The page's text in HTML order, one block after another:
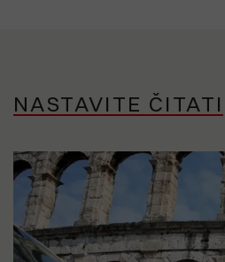
NASTAVITE ČITATI